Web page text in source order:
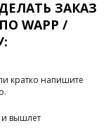
ЗАКАЗ
WAPP /
кратко напишите
вышлет